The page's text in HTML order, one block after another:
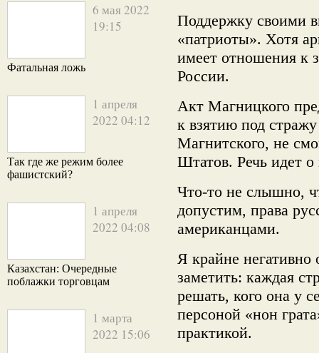
6 мая 2022
19:15
Фатальная ложь
1 апреля
2022 04:12
Так где же режим более
фашистский?
1 апреля
2022 04:08
Казахстан: Очередные
поблажки торговцам
1 марта
2022 15:06
Поддержку своими
«патриоты». Хотя
имеет отношения к
России.
Акт Магницкого
к взятию под
Магнитского, не
Штатов. Речь идет о
Что-то не слышно,
допустим, права
американцами.
Я крайне
заметить: каждая
решать, кого она у
персоной «нон
практикой.